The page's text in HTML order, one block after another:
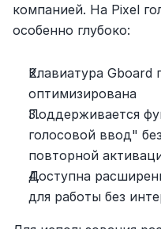
компанией. На Pixel
особенно глубоко:
Клавиатура Gboard
оптимизирована
Поддерживается
голосовой ввод"
повторной
Доступна
для работы без